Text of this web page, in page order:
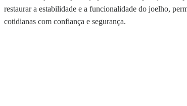
restaurar a estabilidade e a funcionalidade do joelho,
cotidianas com confiança e segurança.